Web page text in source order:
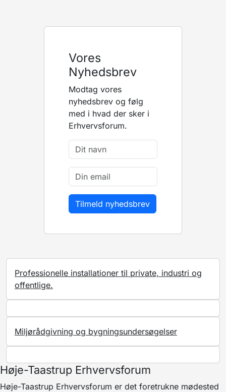
Vores
Nyhedsbrev
Modtag vores
nyhedsbrev og følg
med i hvad der sker i
Erhvervsforum.
Professionelle installationer til private, industri og
offentlige.
Miljørådgivning og bygningsundersøgelser
Høje-Taastrup Erhvervsforum
Høje-Taastrup Erhvervsforum er det foretrukne mødested